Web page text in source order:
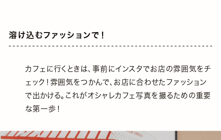
溶け込むファッションで！
カフェに行くときは、事前にインスタでお店の雰囲気をチ
ェック！雰囲気をつかんで、お店に合わせたファッション
で出かける。これがオシャレカフェ写真を撮るための重要
な第一歩！